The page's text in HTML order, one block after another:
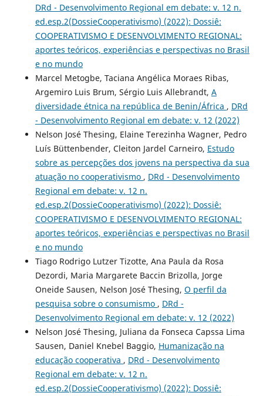
DRd - Desenvolvimento Regional em debate: v. 12 n.
ed.esp.2(DossieCooperativismo) (2022): Dossiê:
COOPERATIVISMO E DESENVOLVIMENTO REGIONAL:
aportes teóricos, experiências e perspectivas no Brasil
e no mundo
Marcel Metogbe, Taciana Angélica Moraes Ribas,
Argemiro Luis Brum, Sérgio Luis Allebrandt, A
diversidade étnica na república de Benin/África , DRd
- Desenvolvimento Regional em debate: v. 12 (2022)
Nelson José Thesing, Elaine Terezinha Wagner, Pedro
Luís Büttenbender, Cleiton Jardel Carneiro, Estudo
sobre as percepções dos jovens na perspectiva da sua
atuação no cooperativismo , DRd - Desenvolvimento
Regional em debate: v. 12 n.
ed.esp.2(DossieCooperativismo) (2022): Dossiê:
COOPERATIVISMO E DESENVOLVIMENTO REGIONAL:
aportes teóricos, experiências e perspectivas no Brasil
e no mundo
Tiago Rodrigo Lutzer Tizotte, Ana Paula da Rosa
Dezordi, Maria Margarete Baccin Brizolla, Jorge
Oneide Sausen, Nelson José Thesing, O perfil da
pesquisa sobre o consumismo , DRd -
Desenvolvimento Regional em debate: v. 12 (2022)
Nelson José Thesing, Juliana da Fonseca Capssa Lima
Sausen, Daniel Knebel Baggio, Humanização na
educação cooperativa , DRd - Desenvolvimento
Regional em debate: v. 12 n.
ed.esp.2(DossieCooperativismo) (2022): Dossiê: